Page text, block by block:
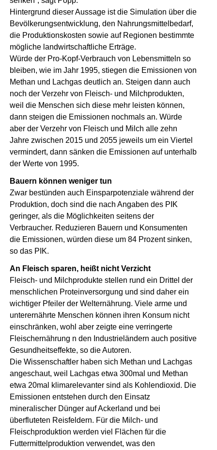
Hintergrund dieser Aussage ist die Simulation über die
Bevölkerungsentwicklung, den Nahrungsmittelbedarf,
die Produktionskosten sowie auf Regionen bestimmte
mögliche landwirtschaftliche Erträge.
Würde der Pro-Kopf-Verbrauch von Lebensmitteln so
bleiben, wie im Jahr 1995, stiegen die Emissionen von
Methan und Lachgas deutlich an. Steigen dann auch
noch der Verzehr von Fleisch- und Milchprodukten,
weil die Menschen sich diese mehr leisten können,
dann steigen die Emissionen nochmals an. Würde
aber der Verzehr von Fleisch und Milch alle zehn
Jahre zwischen 2015 und 2055 jeweils um ein Viertel
vermindert, dann sänken die Emissionen auf unterhalb
der Werte von 1995.
Bauern können weniger tun
Zwar bestünden auch Einsparpotenziale während der
Produktion, doch sind die nach Angaben des PIK
geringer, als die Möglichkeiten seitens der
Verbraucher. Reduzieren Bauern und Konsumenten
die Emissionen, würden diese um 84 Prozent sinken,
so das PIK.
An Fleisch sparen, heißt nicht Verzicht
Fleisch- und Milchprodukte stellen rund ein Drittel der
menschlichen Proteinversorgung und sind daher ein
wichtiger Pfeiler der Welternährung. Viele arme und
unterernährte Menschen können ihren Konsum nicht
einschränken, wohl aber zeigte eine verringerte
Fleischernährung n den Industrieländern auch positive
Gesundheitseffekte, so die Autoren.
Die Wissenschaftler haben sich Methan und Lachgas
angeschaut, weil Lachgas etwa 300mal und Methan
etwa 20mal klimarelevanter sind als Kohlendioxid. Die
Emissionen entstehen durch den Einsatz
mineralischer Dünger auf Ackerland und bei
überfluteten Reisfeldern. Für die Milch- und
Fleischproduktion werden viel Flächen für die
Futtermittelproduktion verwendet, was den